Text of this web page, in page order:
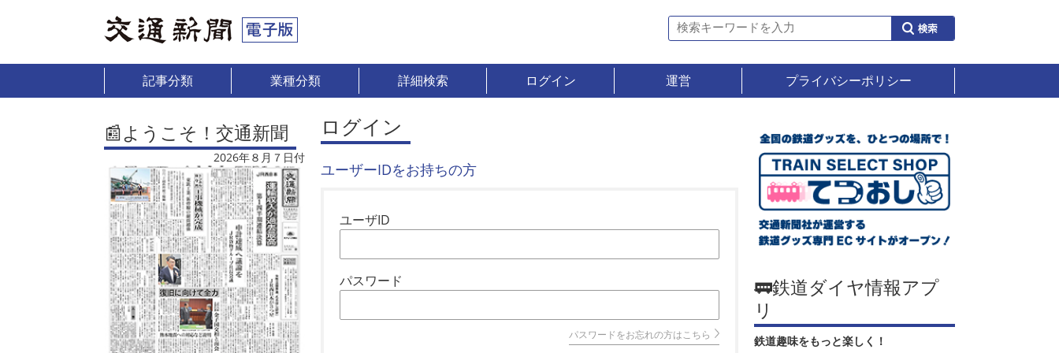
記事分類 業種分類 詳細検索 ログイン 運営 プライバシーポリシー
📰ようこそ！交通新聞
2026年８月７日付
ログイン
ユーザーIDをお持ちの方
ユーザID
パスワード
パスワードをお忘れの方はこちら
🚃鉄道ダイヤ情報アプ
リ
鉄道趣味をもっと楽しく！